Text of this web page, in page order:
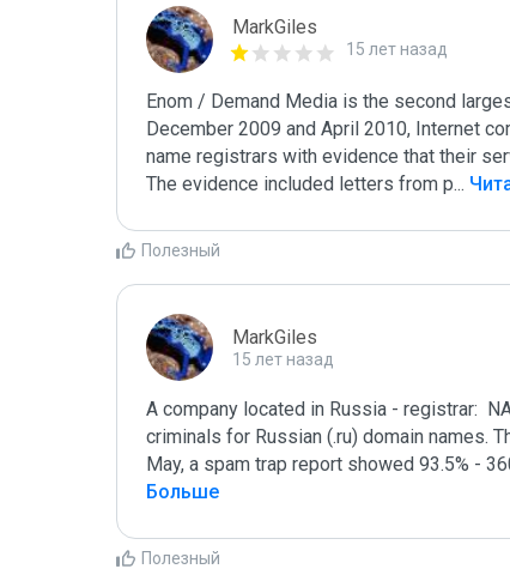
MarkGiles
15 лет назад
Enom / Demand Media is the second
December 2009 and April 2010, Internet
name registrars with evidence that their
The evidence included letters from p...
Полезный
MarkGiles
15 лет назад
A company located in Russia - registrar:
criminals for Russian (.ru) domain names.
May, a spam trap report showed 93.5% -
Больше
Полезный